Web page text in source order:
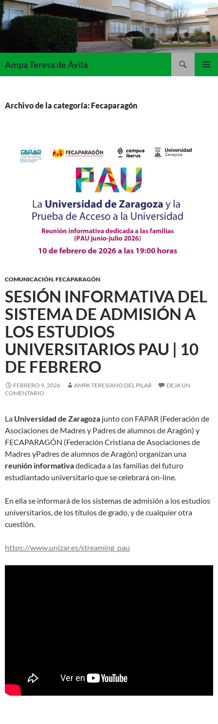
Saltar
al
contenido
Ampa Teresa de Ávila
Archivo de la categoría: Fecaparagón
COMUNICACIÓN,FECAPARAGÓN
SESIÓN INFORMATIVA DEL
SISTEMA DE ADMISIÓN A
LOS ESTUDIOS
UNIVERSITARIOS PAU | 10
DE FEBRERO
FEBRERO 9, 2026 AMPA TERESIANO DEL PILAR
DEJA UN
COMENTARIO
La Universidad de Zaragoza junto con FAPAR (Federación de
Asociaciones de Madres y Padres de alumnos de Aragón) y
FECAPARAGÓN (Federación Cristiana de Asociaciones de
Madres yPadres de alumnos de Aragón) organizan una
reunión informativadedicada a las familias del futuro
estudiantado universitario que se celebrará on-line.
En ella se informará de los sistemas de admisión a los estudios
universitarios, de los títulos de grado, y de cualquier otra
cuestión.
https://www.unizar.es/streaming_pau